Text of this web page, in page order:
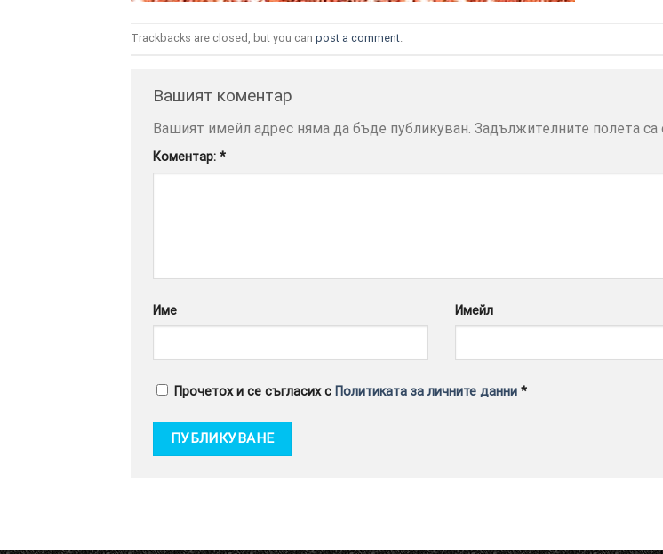
Trackbacks are closed, but you can post a comment
Вашият коментар
Вашият имейл адрес няма да бъде публикуван. Задължителните полета са
Коментар: *
Име Имейл
Прочетох и се съгласих с Политиката за личните данни *